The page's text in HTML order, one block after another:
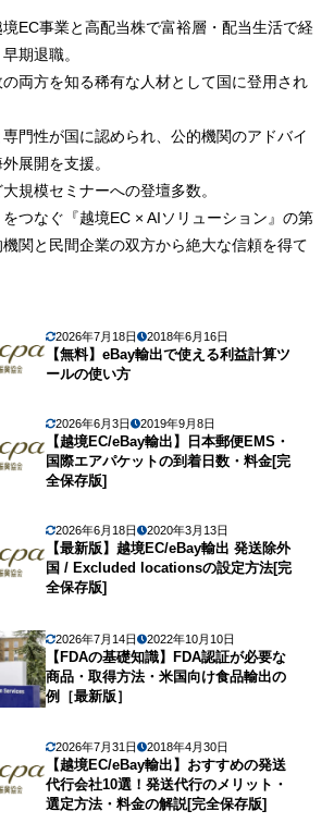
EC事業と高配当株で富裕層・配当生活で経
期退職。
両方を知る稀有な人材として国に登用され
門性が国に認められ、公的機関のアドバイ
展開を支援。
規模セミナーへの登壇多数。
をつなぐ『越境EC × AIソリューション』の第
関と民間企業の双方から絶大な信頼を得て
2026年7月18日 2018年6月16日
【無料】eBay輸出で使える利益計算ツ
ールの使い方
2026年6月3日 2019年9月8日
【越境EC/eBay輸出】日本郵便EMS・
国際エアパケットの到着日数・料金[完
全保存版]
2026年6月18日 2020年3月13日
【最新版】越境EC/eBay輸出 発送除外
国 / Excluded locationsの設定方法[完
全保存版]
2026年7月14日 2022年10月10日
【FDAの基礎知識】FDA認証が必要な
商品・取得方法・米国向け食品輸出の
例［最新版］
2026年7月31日 2018年4月30日
【越境EC/eBay輸出】おすすめの発送
代行会社10選！発送代行のメリット・
選定方法・料金の解説[完全保存版]